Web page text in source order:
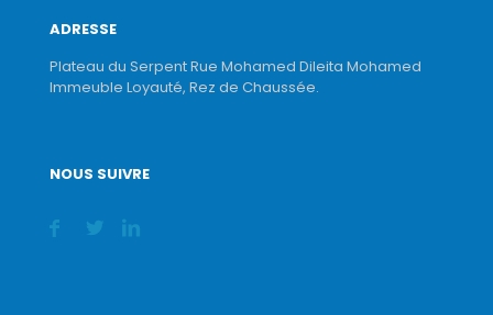
ADRESSE
Plateau du Serpent Rue Mohamed Dileita Mohamed
Immeuble Loyauté, Rez de Chaussée.
NOUS SUIVRE